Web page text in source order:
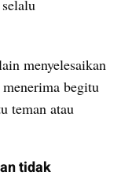
menyelesaikan
begitu
teman atau
tidak